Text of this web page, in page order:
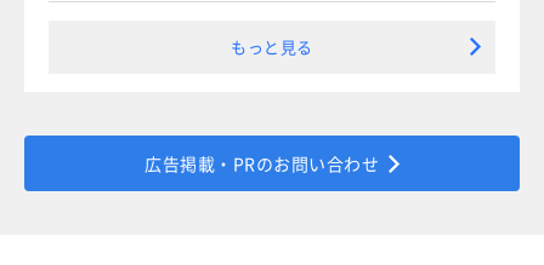
もっと見る
広告掲載・PRのお問い合わせ